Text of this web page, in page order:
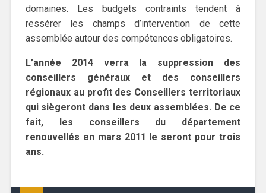
domaines. Les budgets contraints tendent à
ressérer les champs d’intervention de cette
assemblée autour des compétences obligatoires.
L’année 2014 verra la suppression des
conseillers généraux et des conseillers
régionaux au profit des Conseillers territoriaux
qui siègeront dans les deux assemblées. De ce
fait, les conseillers du département
renouvellés en mars 2011 le seront pour trois
ans.